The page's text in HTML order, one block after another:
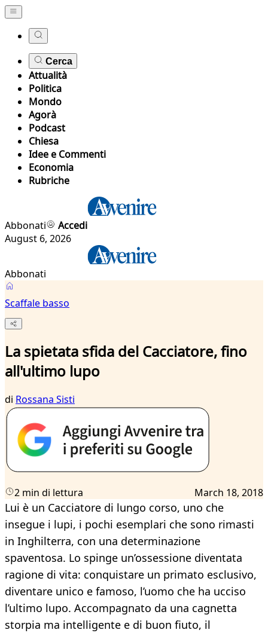
Cerca
Attualità
Politica
Mondo
Agorà
Podcast
Chiesa
Idee e Commenti
Economia
Rubriche
Abbonati
Accedi
August 6, 2026
Abbonati
Scaffale basso
La spietata sfida del Cacciatore, fino
all'ultimo lupo
di Rossana Sisti
2 min di lettura March 18, 2018
Lui è un Cacciatore di lungo corso, uno che
insegue i lupi, i pochi esemplari che sono rimasti
in Inghilterra, con una determinazione
spaventosa. Lo spinge un’ossessione diventata
ragione di vita: conquistare un primato esclusivo,
diventare unico e famoso, l’uomo che ha ucciso
l’ultimo lupo. Accompagnato da una cagnetta
storpia ma intelligente e di buon fiuto, il